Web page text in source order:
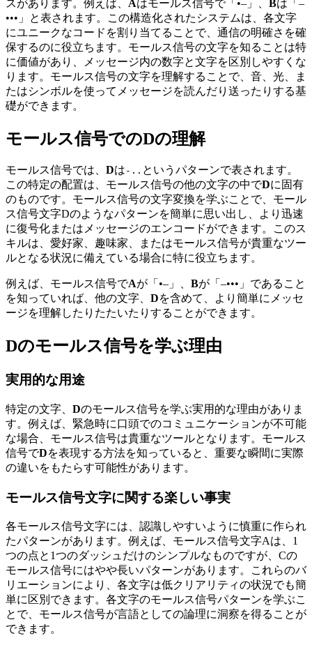
スがあります。例えば、 Aはモールス信号で「•–」、 Bは「–
•••」と表されます。この構造化されたシステムは、各文字
にユニークなコードを割り当てることで、通信の明確さを確
保するのに役立ちます。モールス信号の文字を知ることは特
に価値があり、メッセージ内の数字と文字を区別しやすくな
ります。モールス信号の文字を理解することで、音、光、ま
たはシンボルを使ってメッセージを読んだり送ったりする基
礎ができます。
モールス信号でのDの理解
モールス信号では、 Dは -.. というパターンで表されます。
この特定の配置は、モールス信号の他の文字の中でDに固有
のものです。モールス信号の文字変換を学ぶことで、モール
ス信号文字Dのようなパターンを簡単に思い出し、より迅速
に復号化またはメッセージのエンコードができます。このス
キルは、愛好家、趣味家、またはモールス信号が貴重なツー
ルとなる状況に備えている場合に特に役立ちます。
例えば、モールス信号でAが「•–」、 Bが「–•••」であること
を知っていれば、他の文字、 Dを含めて、より簡単にメッセ
ージを理解したりたたいたりすることができます。
Dのモールス信号を学ぶ理由
実用的な用途
特定の文字、 Dのモールス信号を学ぶ実用的な理由がありま
す。例えば、緊急時に口頭でのコミュニケーションが不可能
な場合、モールス信号は貴重なツールとなります。モールス
信号でDを表現する方法を知っていると、重要な瞬間に実際
の違いをもたらす可能性があります。
モールス信号文字に関する楽しい事実
各モールス信号文字には、認識しやすいように慎重に作られ
たパターンがあります。例えば、モールス信号文字Aは、1
つの点と1つのダッシュだけのシンプルなものですが、Cの
モールス信号にはやや長いパターンがあります。これらのバ
リエーションにより、各文字は低クリアリティの状況でも簡
単に区別できます。各文字のモールス信号パターンを学ぶこ
とで、モールス信号が言語としての論理に洞察を得ることが
できます。